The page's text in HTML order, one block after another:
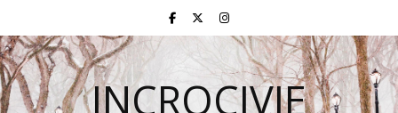
INCROCIVIE